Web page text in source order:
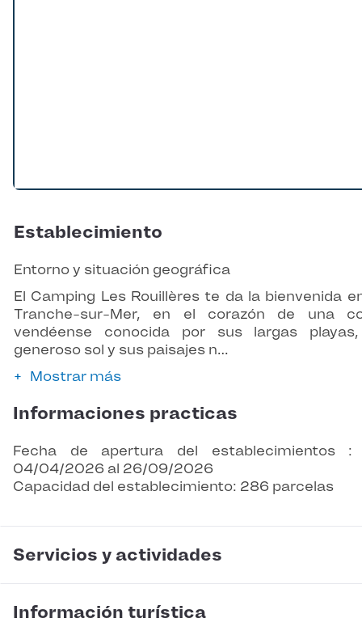
Establecimiento
Entorno y situación geográfica
El Camping Les Rouillères te da la bienvenida
Tranche-sur-Mer, en el corazón de una
vendéense conocida por sus largas
generoso sol y sus paisajes n…
Mostrar más
Informaciones practicas
Fecha de apertura del establecimientos :
04/04/2026 al 26/09/2026
Capacidad del establecimiento: 286 parcelas
Servicios y actividades
Información turística